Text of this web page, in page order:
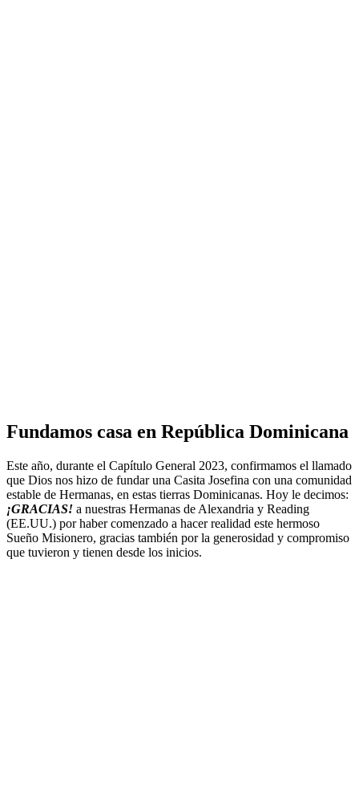
Fundamos casa en República Dominicana
Este año, durante el Capítulo General 2023, confirmamos el llamado
que Dios nos hizo de fundar una Casita Josefina con una comunidad
estable de Hermanas, en estas tierras Dominicanas. Hoy le decimos:
¡GRACIAS! a nuestras Hermanas de Alexandria y Reading
(EE.UU.) por haber comenzado a hacer realidad este hermoso
Sueño Misionero, gracias también por la generosidad y compromiso
que tuvieron y tienen desde los inicios.